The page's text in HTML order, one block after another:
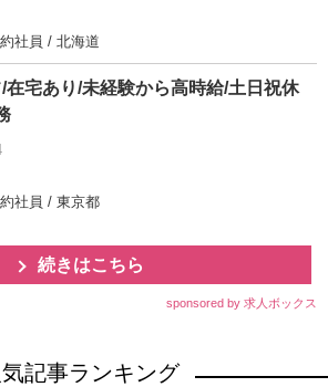
社員 / 北海道
宅あり/未経験から高時給/土日祝休
社員 / 東京都
続きはこちら
sponsored by 求人ボックス
気記事ランキング